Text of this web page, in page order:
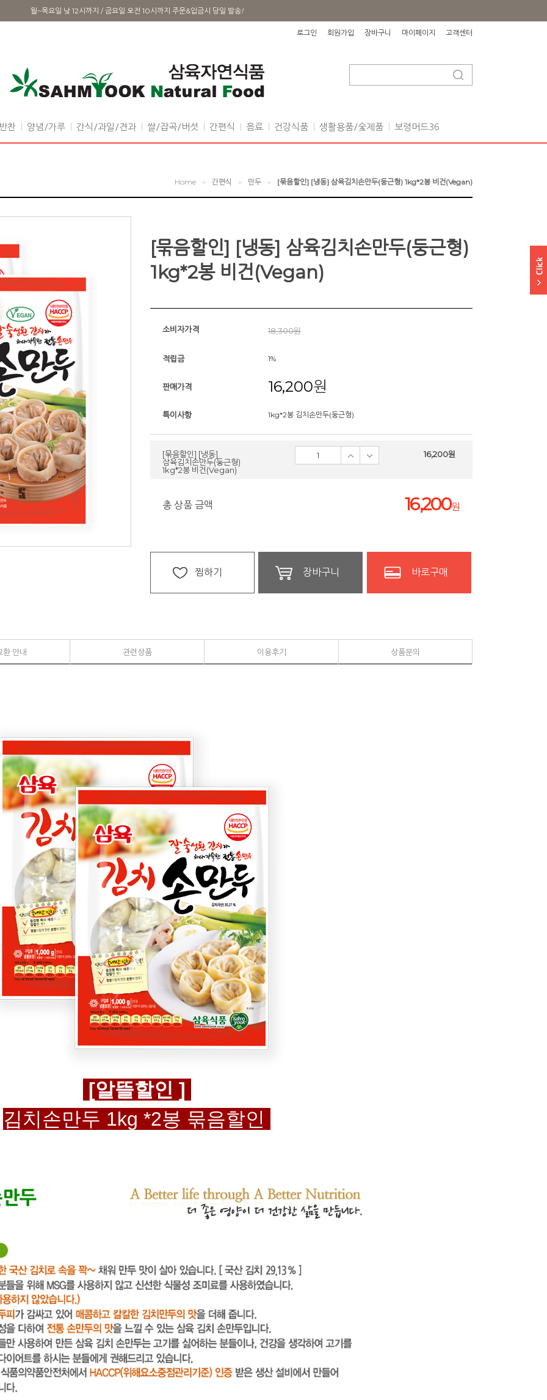
월~목요일 낮 12시까지 / 금요일 오전 10시까지 주문&입금시 당일 발송!
로그인 회원가입 장바구니 마이페이지 고객센터
찬 양념/가루 간식/과일/견과 쌀/잡곡/버섯 간편식 음료 건강식품 생활용품/숯제품 보령머드36
Home > 간편식 > 만두 > [묶음할인] [냉동] 삼육김치손만두(둥근형) 1kg*2봉 비건(Vegan)
[묶음할인] [냉동] 삼육김치손만두(둥근형)
1kg*2봉 비건(Vegan)
소비자가격 18,300원
적립금 1%
판매가격 16,200원
특이사항 1kg*2봉 김치손만두(둥근형)
[묶음할인] [냉동]
삼육김치손만두(둥근형)
1kg*2봉 비건(Vegan)
16,200원
총 상품 금액 16,200원
찜하기 장바구니 바로구매
환 안내 관련상품 이용후기 상품문의
[알뜰할인 ]
김치손만두 1kg *2봉 묶음할인